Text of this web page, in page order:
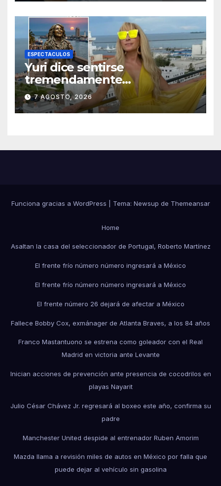
ESPECTACULOS
Yuri dice sentirse
tremendamente
emocionada sobre su estatua
que le harán en Veracruz
7 AGOSTO, 2026
Funciona gracias a WordPress Tema: Newsup de Themeansar
Home
Asaltan la casa del seleccionador de Portugal, Roberto Martínez
El frente frío número número ingresará a México
El frente frío número número ingresará a México
El frente número 26 dejará de afectar a México
Fallece Bobby Cox, exmánager de Atlanta Braves, a los 84 años
Franco Mastantuono se estrena como goleador con el Real
Madrid en victoria ante Levante
Inician acciones de prevención ante presencia de cocodrilos en
playas Nayarit
Julio César Chávez Jr. regresará al boxeo este año, confirma su
padre
Manchester United despide al entrenador Ruben Amorim
Mazda llama a revisión miles de autos en México por falla que
puede dejar al vehículo sin gasolina